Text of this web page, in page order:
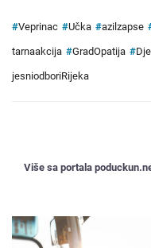
#Veprinac #Učka #azilzapse
tarnaakcija #GradOpatija #
jesniodboriRijeka
Više sa portala